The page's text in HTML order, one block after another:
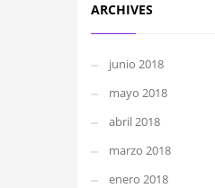
ARCHIVES
junio 2018
mayo 2018
abril 2018
marzo 2018
enero 2018